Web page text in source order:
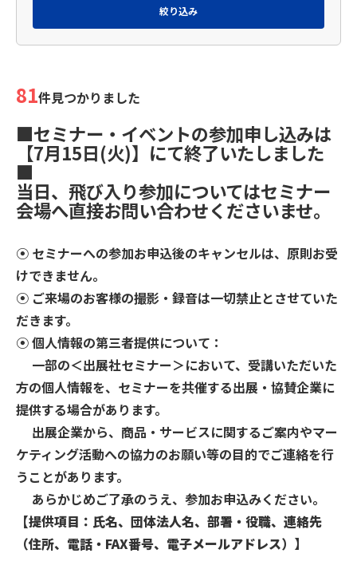
絞り込み
81件見つかりました
■セミナー・イベントの参加申し込みは
【7月15日(火)】にて終了いたしました
■
当日、飛び入り参加についてはセミナー
会場へ直接お問い合わせくださいませ。
⦿ セミナーへの参加お申込後のキャンセルは、原則お受
けできません。
⦿ ご来場のお客様の撮影・録音は⼀切禁止とさせていた
だきます。
⦿ 個人情報の第三者提供について：
⼀部の＜出展社セミナー＞において、受講いただいた
方の個人情報を、セミナーを共催する出展・協賛企業に
提供する場合があります。
出展企業から、商品・サービスに関するご案内やマー
ケティング活動への協力のお願い等の目的でご連絡を行
うことがあります。
あらかじめご了承のうえ、参加お申込みください。
【提供項目：氏名、団体法人名、部署・役職、連絡先
（住所、電話・FAX番号、電子メールアドレス）】